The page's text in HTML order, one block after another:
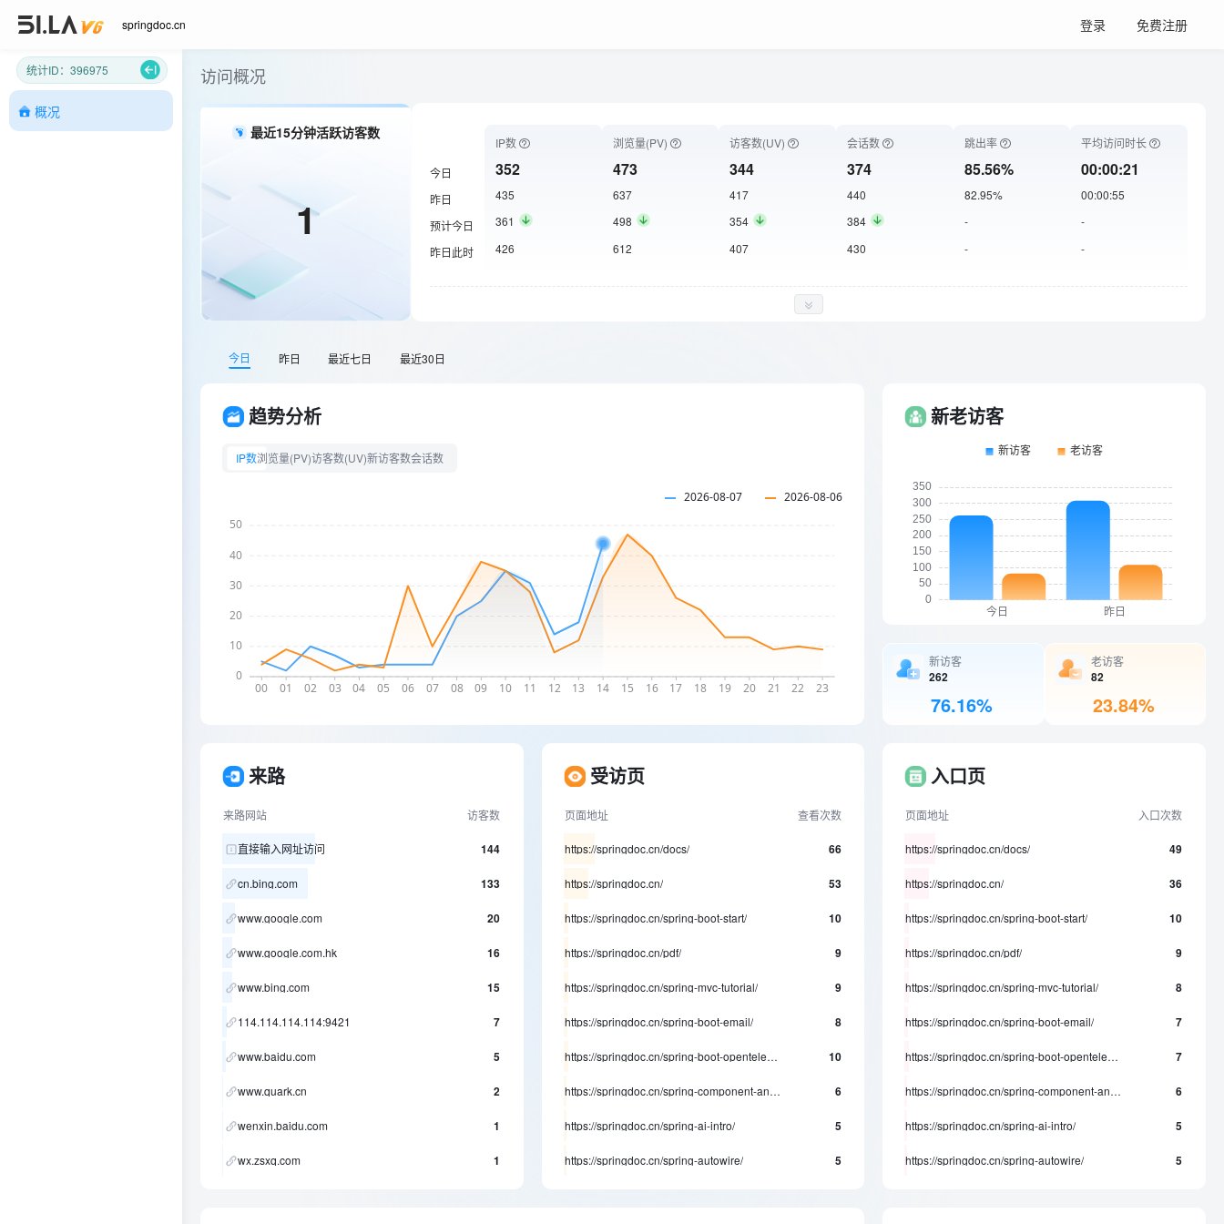
springdoc.cn 登录 免费注册
统计ID：396975
概况
访问概况
最近15分钟活跃访客数
1
今日
昨日
预计今日
昨日此时
IP数
352
435
361
426
浏览量(PV)
473
637
498
612
访客数(UV)
344
417
354
407
会话数
374
440
384
430
跳出率
85.56%
82.95%
-
-
平均访问时长
00:00:21
00:00:55
-
-
今日 昨日 最近七日 最近30日
趋势分析
IP数浏览量(PV)访客数(UV)新访客数会话数
新老访客
新访客
262
76.16%
老访客
82
23.84%
来路
来路网站 访客数
直接输入网址访问 144
cn.bing.com 133
www.google.com 20
www.google.com.hk 16
www.bing.com 15
114.114.114.114:9421 7
www.baidu.com 5
www.quark.cn 2
wenxin.baidu.com 1
wx.zsxq.com 1
受访页
页面地址 查看次数
https://springdoc.cn/docs/ 66
https://springdoc.cn/ 53
https://springdoc.cn/spring-boot-start/ 10
https://springdoc.cn/pdf/ 9
https://springdoc.cn/spring-mvc-tutorial/ 9
https://springdoc.cn/spring-boot-email/ 8
https://springdoc.cn/spring-boot-opentelemetry-setup/ 10
https://springdoc.cn/spring-component-annotation/ 6
https://springdoc.cn/spring-ai-intro/ 5
https://springdoc.cn/spring-autowire/ 5
入口页
页面地址 入口次数
https://springdoc.cn/docs/ 49
https://springdoc.cn/ 36
https://springdoc.cn/spring-boot-start/ 10
https://springdoc.cn/pdf/ 9
https://springdoc.cn/spring-mvc-tutorial/ 8
https://springdoc.cn/spring-boot-email/ 7
https://springdoc.cn/spring-boot-opentelemetry-setup/ 7
https://springdoc.cn/spring-component-annotation/ 6
https://springdoc.cn/spring-ai-intro/ 5
https://springdoc.cn/spring-autowire/ 5